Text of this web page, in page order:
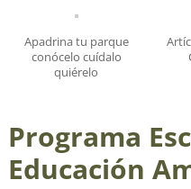
Apadrina tu parque
conócelo cuídalo
quiérelo
Programa
Educación